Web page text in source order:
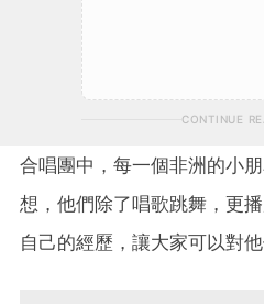
CONTINUE
合唱團中，每一個非洲的小
想，他們除了唱歌跳舞，更
自己的經歷，讓大家可以對他